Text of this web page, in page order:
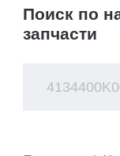
Поиск по
запчасти